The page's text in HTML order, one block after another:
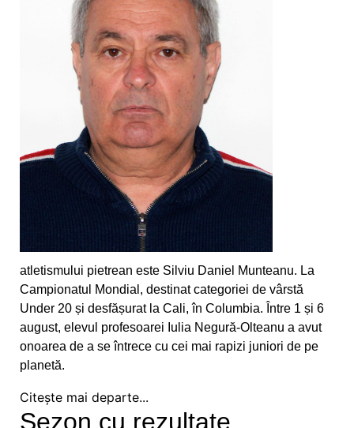
Georgiana Blanariu, medalie de aur la
Campionatul Balcanic
Oaspete din Germania pentru luptătorii
Ceahlăului
Canotorii CS Ceahlăul și LPS Piatra Neamț, pe
podium la Campionatele Naționale ale Juniorilor
Canotajul pietrean, o "uzină de medalii"
Obiectiv realizat pentru canotajul pietrean, la
Varese
Silviu Daniel Munteanu, cel mai bun junior din
țară
Sezon cu rezultate frumoase pentru aruncările
CS Ceahlăului
CS Ceahlăului în Slovacia
atletismului pietrean este Silviu Daniel Munteanu. La
Campionatul Mondial, destinat categoriei de vârstă
Under 20 și desfășurat la Cali, în Columbia. Între 1 și 6
august, elevul profesoarei Iulia Negură-Olteanu a avut
onoarea de a se întrece cu cei mai rapizi juniori de pe
planetă.
Citește mai departe...
Sezon cu rezultate